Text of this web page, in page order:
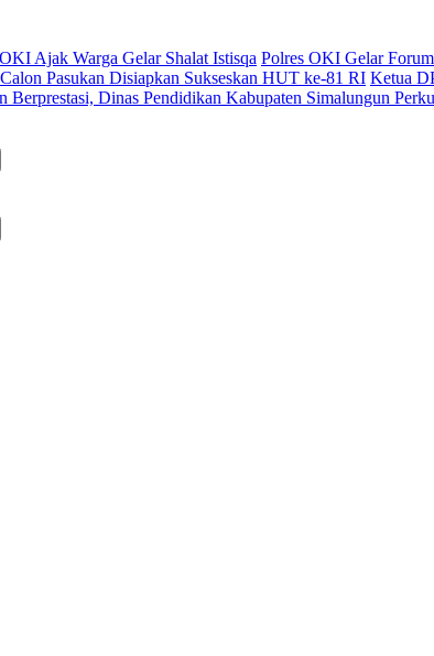
Ajak Warga Gelar Shalat Istisqa Polres OKI Gelar
Pasukan Disiapkan Sukseskan HUT ke-81 RI Ketua
Berprestasi, Dinas Pendidikan Kabupaten Simalungun